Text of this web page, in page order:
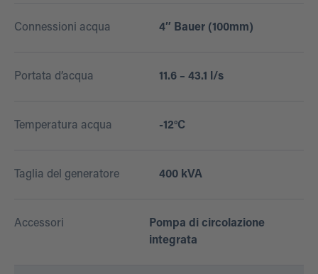
Connessioni acqua 4″ Bauer (100mm)
Portata d’acqua 11.6 – 43.1 l/s
Temperatura acqua -12°C
Taglia del generatore 400 kVA
Accessori
Pompa di circolazione
integrata